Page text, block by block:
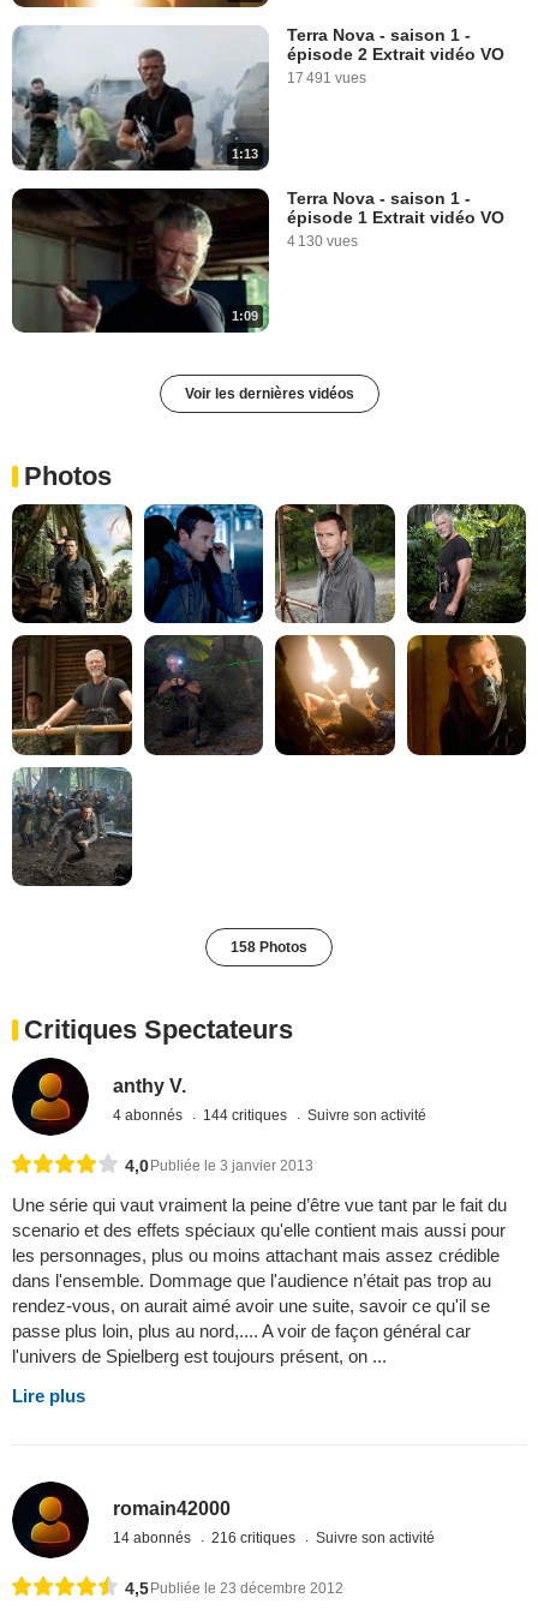
1:13
Terra Nova - saison 1 -
épisode 2 Extrait vidéo VO
17 491 vues
1:09
Terra Nova - saison 1 -
épisode 1 Extrait vidéo VO
4 130 vues
Voir les dernières vidéos
Photos
158 Photos
Critiques Spectateurs
anthy V.
4 abonnés 144 critiques Suivre son activité
4,0Publiée le 3 janvier 2013
Une série qui vaut vraiment la peine d’être vue tant par le fait du
scenario et des effets spéciaux qu'elle contient mais aussi pour
les personnages, plus ou moins attachant mais assez crédible
dans l'ensemble. Dommage que l'audience n’était pas trop au
rendez-vous, on aurait aimé avoir une suite, savoir ce qu'il se
passe plus loin, plus au nord,.... A voir de façon général car
l'univers de Spielberg est toujours présent, on ...
Lire plus
romain42000
14 abonnés 216 critiques Suivre son activité
4,5 Publiée le 23 décembre 2012